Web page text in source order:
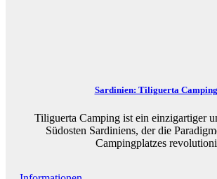
Sardinien: Tiliguerta
Tiliguerta Camping ist ein einzigartiger
Südosten Sardiniens, der die
Campingplatzes